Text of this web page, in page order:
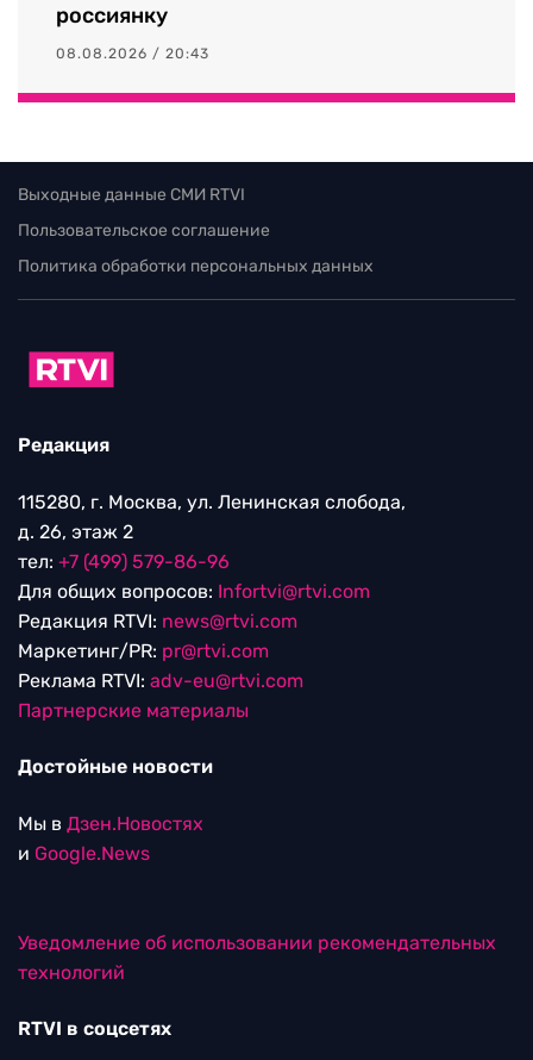
россиянку
08.08.2026 / 20:43
Выходные данные СМИ RTVI
Пользовательское соглашение
Политика обработки персональных данных
Редакция
115280, г. Москва, ул. Ленинская слобода,
д. 26, этаж 2
тел: +7 (499) 579-86-96
Для общих вопросов: Infortvi@rtvi.com
Редакция RTVI: news@rtvi.com
Маркетинг/PR: pr@rtvi.com
Реклама RTVI: adv-eu@rtvi.com
Партнерские материалы
Достойные новости
Мы в Дзен.Новостях
и Google.News
Уведомление об использовании рекомендательных
технологий
RTVI в соцсетях